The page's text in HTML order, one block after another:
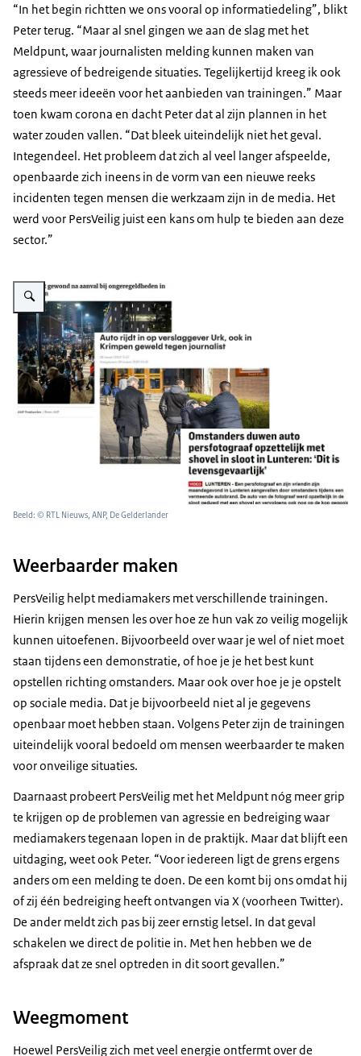
“In het begin richtten we ons vooral op informatiedeling”, blikt
Peter terug. “Maar al snel gingen we aan de slag met het
Meldpunt, waar journalisten melding kunnen maken van
agressieve of bedreigende situaties. Tegelijkertijd kreeg ik ook
steeds meer ideeën voor het aanbieden van trainingen.” Maar
toen kwam corona en dacht Peter dat al zijn plannen in het
water zouden vallen. “Dat bleek uiteindelijk niet het geval.
Integendeel. Het probleem dat zich al veel langer afspeelde,
openbaarde zich ineens in de vorm van een nieuwe reeks
incidenten tegen mensen die werkzaam zijn in de media. Het
werd voor PersVeilig juist een kans om hulp te bieden aan deze
sector.”
Vergroot afbeelding Collage nieuwsberichten die betrekking hebben op
Beeld: © RTL Nieuws, ANP, De Gelderlander
Weerbaarder maken
PersVeilig helpt mediamakers met verschillende trainingen.
Hierin krijgen mensen les over hoe ze hun vak zo veilig mogelijk
kunnen uitoefenen. Bijvoorbeeld over waar je wel of niet moet
staan tijdens een demonstratie, of hoe je je het best kunt
opstellen richting omstanders. Maar ook over hoe je je opstelt
op sociale media. Dat je bijvoorbeeld niet al je gegevens
openbaar moet hebben staan. Volgens Peter zijn de trainingen
uiteindelijk vooral bedoeld om mensen weerbaarder te maken
voor onveilige situaties.
Daarnaast probeert PersVeilig met het Meldpunt nóg meer grip
te krijgen op de problemen van agressie en bedreiging waar
mediamakers tegenaan lopen in de praktijk. Maar dat blijft een
uitdaging, weet ook Peter. “Voor iedereen ligt de grens ergens
anders om een melding te doen. De een komt bij ons omdat hij
of zij één bedreiging heeft ontvangen via X (voorheen Twitter).
De ander meldt zich pas bij zeer ernstig letsel. In dat geval
schakelen we direct de politie in. Met hen hebben we de
afspraak dat ze snel optreden in dit soort gevallen.”
Weegmoment
Hoewel PersVeilig zich met veel energie ontfermt over de